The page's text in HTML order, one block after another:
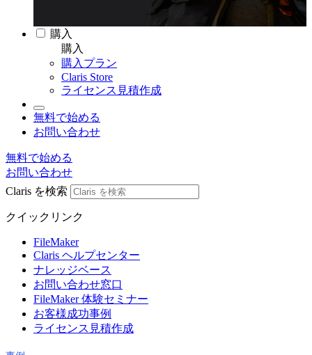
購入
購入
購入プラン
Claris Store
ライセンス見積作成
無料で始める
お問い合わせ
無料で始める
お問い合わせ
Claris を検索
クイックリンク
FileMaker
Claris ヘルプセンター
ナレッジベース
お問い合わせ窓口
FileMaker 体験セミナー
お客様成功事例
ライセンス見積作成